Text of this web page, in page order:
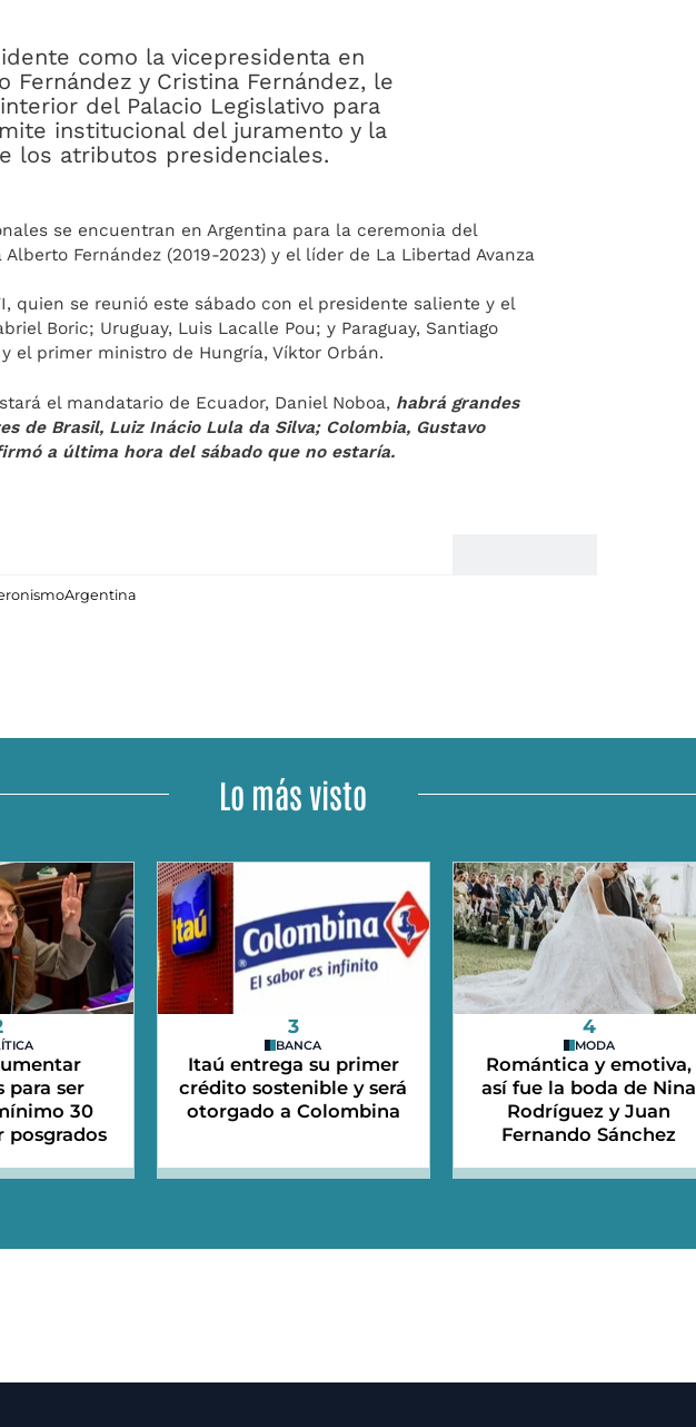
como la vicepresidenta en
Fernández y Cristina Fernández, le
del Palacio Legislativo para
institucional del juramento y la
los atributos presidenciales.
se encuentran en Argentina para la ceremonia del
Fernández (2019-2023) y el líder de La Libertad Avanza
quien se reunió este sábado con el presidente saliente y el
Boric; Uruguay, Luis Lacalle Pou; y Paraguay, Santiago
el primer ministro de Hungría, Víktor Orbán.
el mandatario de Ecuador, Daniel Noboa, habrá grandes
de Brasil, Luiz Inácio Lula da Silva; Colombia, Gustavo
a última hora del sábado que no estaría.
Argentina
Lo más visto
para ser
30
posgrados
3
BANCA
Itaú entrega su primer
crédito sostenible y será
otorgado a Colombina
4
MODA
Romántica y emotiva,
así fue la boda de Nina
Rodríguez y Juan
Fernando Sánchez